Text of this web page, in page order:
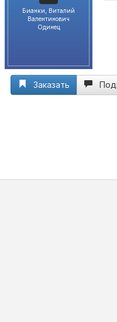
Бианки, Виталий
Валентинович
Одинец
Заказать